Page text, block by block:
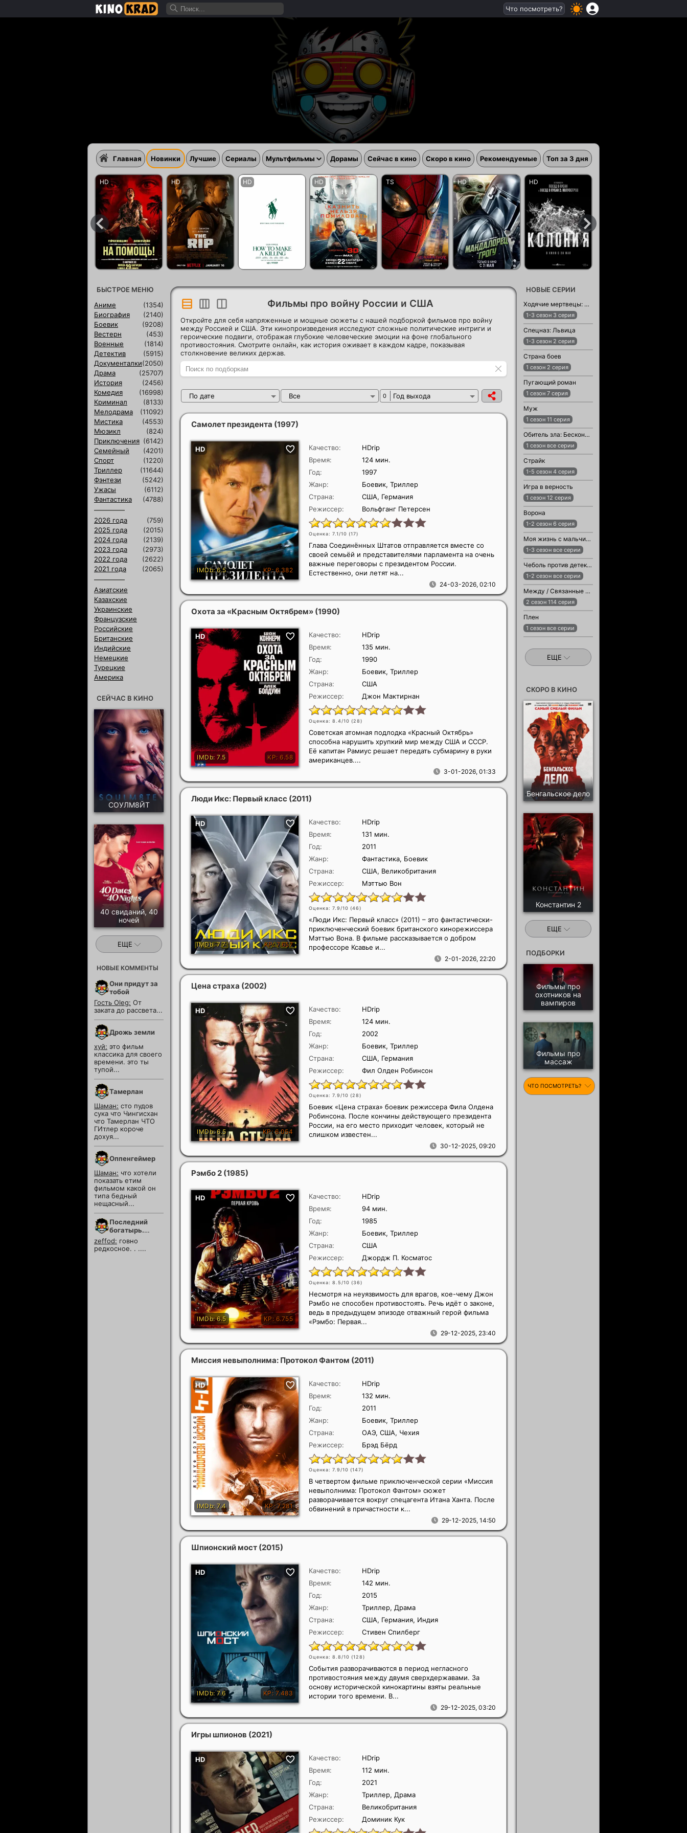
Фильмы про войну России и США
Откройте для себя напряженные и мощные сюжеты с нашей подборкой фильмов про войну
между Россией и США. Эти кинопроизведения исследуют сложные политические интриги и
героические подвиги, отображая глубокие человеческие эмоции на фоне глобального
противостояния. Смотрите онлайн, как история оживает в каждом кадре, показывая
столкновение великих держав.
По дате Все 0 Год выхода
Самолет президента (1997)
Качество:
HDrip
Время:
124 мин.
Год:
1997
Жанр:
Боевик, Триллер
Страна:
США, Германия
Режиссер:
Вольфганг Петерсен
Оценка: 7.1/10 (17)
24-03-2026, 02:10
Глава Соединённых Штатов отправляется вместе со
своей семьёй и представителями парламента на очень
важные переговоры с президентом России.
Естественно, они летят на...
Охота за «Красным Октябрем» (1990)
Качество:
HDrip
Время:
135 мин.
Год:
1990
Жанр:
Боевик, Триллер
Страна:
США
Режиссер:
Джон Мактирнан
Оценка: 8.4/10 (28)
3-01-2026, 01:33
Советская атомная подлодка «Красный Октябрь»
способна нарушить хрупкий мир между США и СССР.
Её капитан Рамиус решает передать субмарину в руки
американцев....
Люди Икс: Первый класс (2011)
Качество:
HDrip
Время:
131 мин.
Год:
2011
Жанр:
Фантастика, Боевик
Страна:
США, Великобритания
Режиссер:
Мэттью Вон
Оценка: 7.9/10 (46)
2-01-2026, 22:20
«Люди Икс: Первый класс» (2011) – это фантастически-
приключенческий боевик британского кинорежиссера
Мэттью Вона. В фильме рассказывается о добром
профессоре Ксавье и...
Цена страха (2002)
Качество:
HDrip
Время:
124 мин.
Год:
2002
Жанр:
Боевик, Триллер
Страна:
США, Германия
Режиссер:
Фил Олден Робинсон
Оценка: 7.9/10 (28)
30-12-2025, 09:20
Боевик «Цена страха» боевик режиссера Фила Олдена
Робинсона. После кончины действующего президента
России, на его место приходит человек, который не
слишком известен...
Рэмбо 2 (1985)
Качество:
HDrip
Время:
94 мин.
Год:
1985
Жанр:
Боевик, Триллер
Страна:
США
Режиссер:
Джордж П. Косматос
Оценка: 8.5/10 (36)
29-12-2025, 23:40
Несмотря на неуязвимость для врагов, кое-чему Джон
Рэмбо не способен противостоять. Речь идёт о законе,
ведь в предыдущем эпизоде отважный герой фильма
«Рэмбо: Первая...
Миссия невыполнима: Протокол Фантом (2011)
Качество:
HDrip
Время:
132 мин.
Год:
2011
Жанр:
Боевик, Триллер
Страна:
ОАЭ, США, Чехия
Режиссер:
Брэд Бёрд
Оценка: 7.9/10 (147)
29-12-2025, 14:50
В четвертом фильме приключенческой серии «Миссия
невыполнима: Протокол Фантом» сюжет
разворачивается вокруг спецагента Итана Ханта. После
обвинений в причастности к...
Шпионский мост (2015)
Качество:
HDrip
Время:
142 мин.
Год:
2015
Жанр:
Триллер, Драма
Страна:
США, Германия, Индия
Режиссер:
Стивен Спилберг
Оценка: 8.8/10 (128)
29-12-2025, 03:20
События разворачиваются в период негласного
противостояния между двумя сверхдержавами. За
основу исторической кинокартины взяты реальные
истории того времени. В...
Игры шпионов (2021)
Качество:
HDrip
Время:
112 мин.
Год:
2021
Жанр:
Триллер, Драма
Страна:
Великобритания
Режиссер:
Доминик Кук
БЫСТРОЕ МЕНЮ
Аниме
(1354)
Биография
(2140)
Боевик
(9208)
Вестерн
(453)
Военные
(1814)
Детектив
(5915)
Документалки(2050)
Драма
(25707)
История
(2456)
Комедия
(16998)
Криминал
(8133)
Мелодрама
(11092)
Мистика
(4553)
Мюзикл
(824)
Приключения (6142)
Семейный
(4201)
Спорт
(1220)
Триллер
(11644)
Фэнтези
(5242)
Ужасы
(6112)
Фантастика
(4788)
2026 года
(759)
2025 года
(2015)
2024 года
(2139)
2023 года
(2973)
2022 года
(2622)
2021 года
(2065)
Азиатские
Казахские
Украинские
Французские
Российские
Британские
Индийские
Немецкие
Турецкие
Америка
СЕЙЧАС В КИНО
СОУЛМ8ЙТ
40 свиданий, 40
ночей
ЕЩЕ
НОВЫЕ КОММЕНТЫ
Они придут за
тобой
Гость Oleg: От
заката до рассвета...
Дрожь земли
хуй: это фильм
классика для своего
времени. это ты
тупой...
Тамерлан
Шаман: сто пудов
сука что Чингисхан
что Тамерлан ЧТО
ГИтлер короче
дохуя...
Оппенгеймер
Шаман: что хотели
показать етим
фильмом какой он
типа бедный
нещасный...
Последний
богатырь.
Колобок
zeffod: говно
редкосное. . ....
НОВЫЕ СЕРИИ
Ходячие мертвецы: Мертвый город
1-3 сезон 3 серия
Спецназ: Львица
1-3 сезон 2 серия
Страна боев
1 сезон 2 серия
Пугающий роман
1 сезон 7 серия
Муж
1 сезон 11 серия
Обитель зла: Бесконечная тьма
1 сезон все серии
Страйк
1-5 сезон 4 серия
Игра в верность
1 сезон 12 серия
Ворона
1-2 сезон 6 серия
Моя жизнь с мальчиками Уолтер
1-3 сезон все серии
Чеболь против детектива
1-2 сезон все серии
Между / Связанные судьбой
2 сезон 114 серия
Плен
1 сезон все серии
ЕЩЕ
СКОРО В КИНО
Бенгальское дело
Константин 2
ЕЩЕ
ПОДБОРКИ
Фильмы про
охотников на
вампиров
Фильмы про
массаж
ЧТО ПОСМОТРЕТЬ?
Главная Новинки Лучшие Сериалы Мультфильмы Дорамы Сейчас в кино Скоро в кино Рекомендуемые Топ за 3 дня
Что посмотреть?